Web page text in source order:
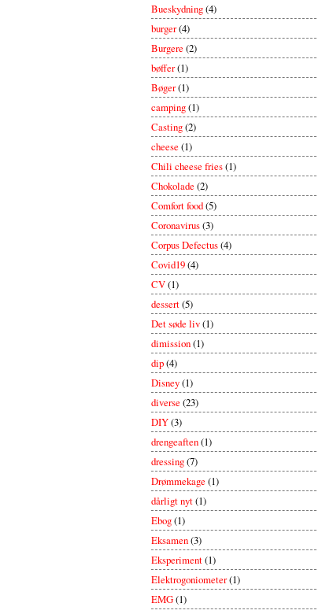
Bueskydning(4)
burger(4)
Burgere(2)
bøffer(1)
Bøger(1)
camping(1)
Casting(2)
cheese(1)
Chili cheese fries(1)
Chokolade(2)
Comfort food(5)
Coronavirus(3)
Corpus Defectus(4)
Covid19(4)
CV(1)
dessert(5)
Det søde liv(1)
dimission(1)
dip(4)
Disney(1)
diverse(23)
DIY(3)
drengeaften(1)
dressing(7)
Drømmekage(1)
dårligt nyt(1)
Ebog(1)
Eksamen(3)
Eksperiment(1)
Elektrogoniometer(1)
EMG(1)